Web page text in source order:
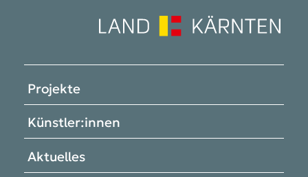
Projekte
Künstler:innen
Aktuelles